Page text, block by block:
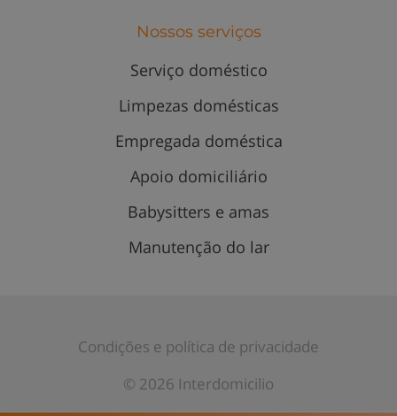
Nossos serviços
Serviço doméstico
Limpezas domésticas
Empregada doméstica
Apoio domiciliário
Babysitters e amas
Manutenção do lar
Condições e política de privacidade
© 2026 Interdomicilio